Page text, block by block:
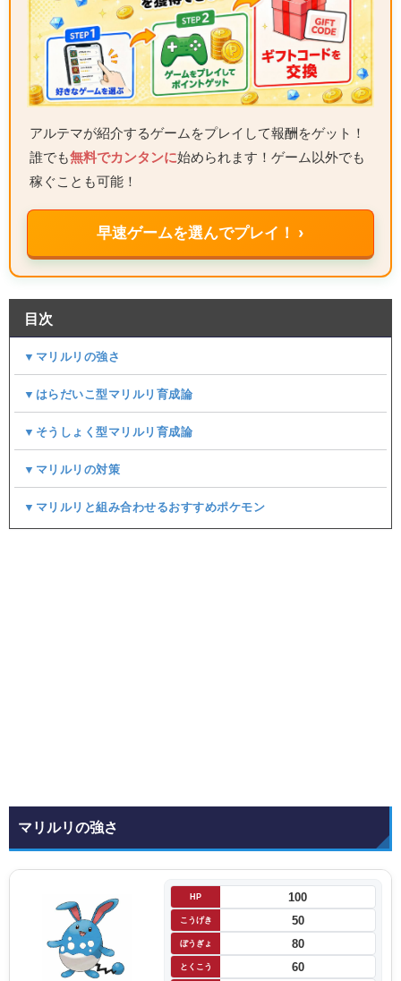
アルテマが紹介するゲームをプレイして報酬をゲット！
誰でも無料でカンタンに始められます！ゲーム以外でも
稼ぐことも可能！
早速ゲームを選んでプレイ！ ›
目次
▼マリルリの強さ
▼はらだいこ型マリルリ育成論
▼そうしょく型マリルリ育成論
▼マリルリの対策
▼マリルリと組み合わせるおすすめポケモン
マリルリの強さ
HP 100
こうげき 50
ぼうぎょ 80
とくこう 60